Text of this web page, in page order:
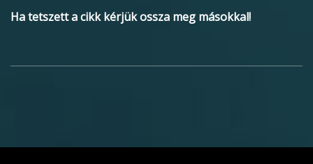
Ha tetszett a cikk kérjük ossza meg másokkal!